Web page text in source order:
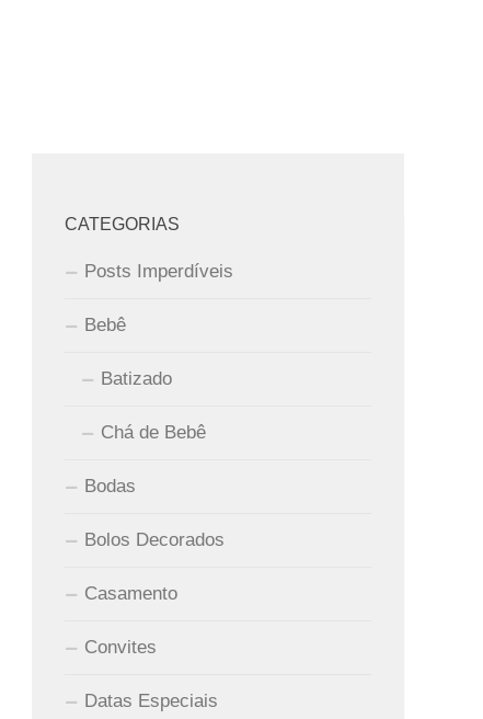
CATEGORIAS
Posts Imperdíveis
Bebê
Batizado
Chá de Bebê
Bodas
Bolos Decorados
Casamento
Convites
Datas Especiais